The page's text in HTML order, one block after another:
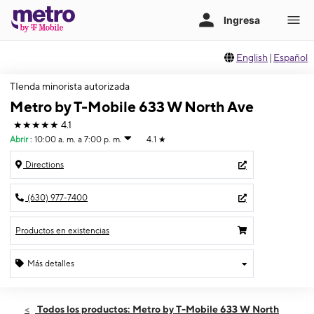
English | Español
TIenda minorista autorizada
Metro by T-Mobile 633 W North Ave
★★★★★ 4.1
Abrir : 10:00 a. m. a 7:00 p. m. 4.1 ★
Directions
(630) 977-7400
Productos en existencias
Más detalles
Miérc:10:00 a. m. a 7:00 p. m.
Todos los productos: Metro by T-Mobile 633 W North